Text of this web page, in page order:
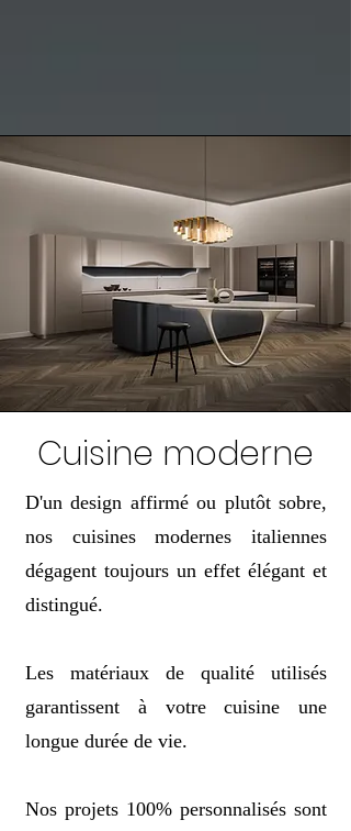
Cuisine moderne
D'un design affirmé ou plutôt sobre,
nos cuisines modernes italiennes
dégagent toujours un effet élégant et
distingué.
Les matériaux de qualité utilisés
garantissent à votre cuisine une
longue durée de vie.
Nos projets 100% personnalisés sont